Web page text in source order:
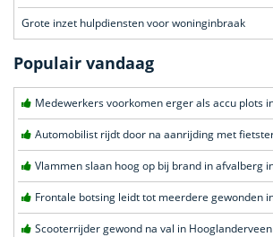
Grote inzet hulpdiensten voor woninginbraak
Populair vandaag
Scooterrijder gewond na val in Hooglanderveen